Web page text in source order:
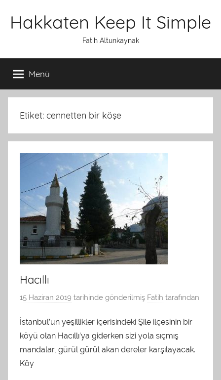
atlaHakkaten Keep It Simple
Fatih Altunkaynak
Menü
Etiket: cennetten bir köşe
Hacıllı
15 Haziran 2019 tarihinde gönderilmiş Fatih tarafından
İstanbul’un yeşillikler içerisindeki Şile ilçesinin bir
köyü olan Hacıllı’ya giderken sizi yola sıçmış
mandalar, gürül gürül akan dereler karşılayacak.
Köy